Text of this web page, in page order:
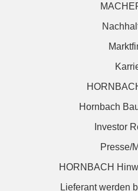
Hornbach
Investor
Presse/
HORNBACH
Lieferant werden